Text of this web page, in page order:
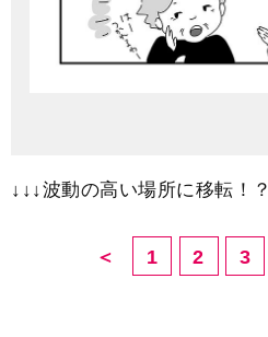
↓↓↓波動の高い場所に移転！？
＜ 1 2 3